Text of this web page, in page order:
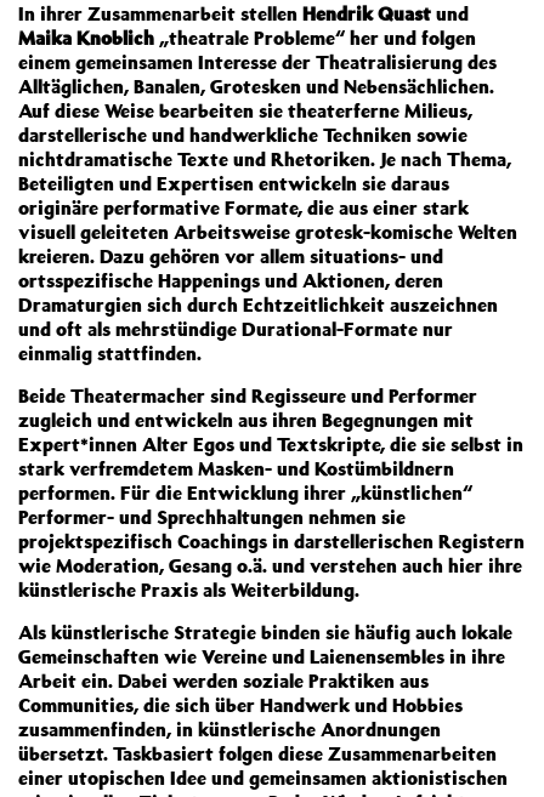
In ihrer Zusammenarbeit stellen Hendrik Quast und
Maika Knoblich „theatrale Probleme“ her und folgen
einem gemeinsamen Interesse der Theatralisierung des
Alltäglichen, Banalen, Grotesken und Nebensächlichen.
Auf diese Weise bearbeiten sie theaterferne Milieus,
darstellerische und handwerkliche Techniken sowie
nichtdramatische Texte und Rhetoriken. Je nach Thema,
Beteiligten und Expertisen entwickeln sie daraus
originäre performative Formate, die aus einer stark
visuell geleiteten Arbeitsweise grotesk-komische Welten
kreieren. Dazu gehören vor allem situations- und
ortsspezifische Happenings und Aktionen, deren
Dramaturgien sich durch Echtzeitlichkeit auszeichnen
und oft als mehrstündige Durational-Formate nur
einmalig stattfinden.
Beide Theatermacher sind Regisseure und Performer
zugleich und entwickeln aus ihren Begegnungen mit
Expert*innen Alter Egos und Textskripte, die sie selbst in
stark verfremdetem Masken- und Kostümbildnern
performen. Für die Entwicklung ihrer „künstlichen“
Performer- und Sprechhaltungen nehmen sie
projektspezifisch Coachings in darstellerischen Registern
wie Moderation, Gesang o.ä. und verstehen auch hier ihre
künstlerische Praxis als Weiterbildung.
Als künstlerische Strategie binden sie häufig auch lokale
Gemeinschaften wie Vereine und Laienensembles in ihre
Arbeit ein. Dabei werden soziale Praktiken aus
Communities, die sich über Handwerk und Hobbies
zusammenfinden, in künstlerische Anordnungen
übersetzt. Taskbasiert folgen diese Zusammenarbeiten
einer utopischen Idee und gemeinsamen aktionistischen